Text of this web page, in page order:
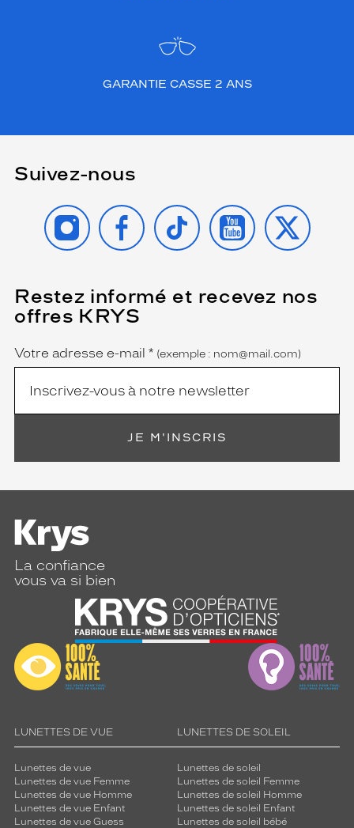
GARANTIE CASSE 2 ANS
Suivez-nous
INSTAGRAMFACEBOOK
TIKTOK YOUTUBE
X
Restez informé et recevez nos
offres KRYS
Name
Votre adresse e-mail *
(Ce
champ
est
obligatoire)
(exemple : nom@mail.com)
JE M'INSCRIS
La confiance
vous va si bien
LUNETTES DE VUE
Lunettes de vue
Lunettes de vue Femme
Lunettes de vue Homme
Lunettes de vue Enfant
Lunettes de vue Guess
LUNETTES DE SOLEIL
Lunettes de soleil
Lunettes de soleil Femme
Lunettes de soleil Homme
Lunettes de soleil Enfant
Lunettes de soleil bébé